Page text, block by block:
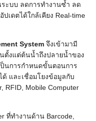
ะบบ ลดการทำงานซ้ำ ลด
เดตได้ใกล้เคียง Real-time
System จึงเข้ามามี
ตั้งแต่ต้นน้ำถึงปลายน้ำของ
นการกำหนดขั้นตอนการ
และเชื่อมโยงข้อมูลกับ
RFID, Mobile Computer
ที่ทำงานด้าน Barcode,